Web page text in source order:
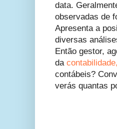
data.
observadas de
Apresenta a
diversas
Então gestor,
da contabilidade,
contábeis?
verás quantas